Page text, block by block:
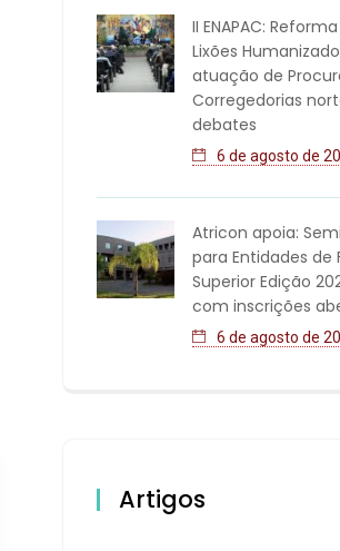
II ENAPAC:
Lixões
atuação de
Corregedorias
debates
6 de agosto de
Atricon apoia:
para Entidades de
Superior Edição
com inscrições
6 de agosto de
Artigos